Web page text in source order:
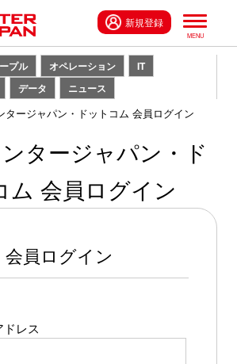
新規登録
プル オペレーション
IT
データ ニュース
タージャパン・ドットコム 会員ログイン
タージャパン・ド
ム 会員ログイン
会員ログイン
レス